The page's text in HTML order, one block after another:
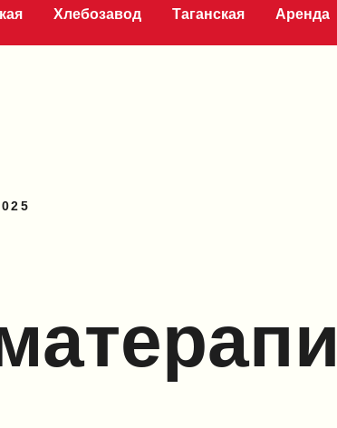
Хлебозавод Таганская Аренда